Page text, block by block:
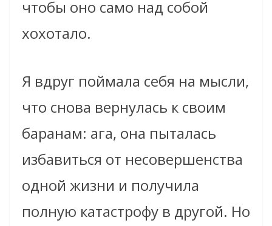
чтобы оно само над собой
хохотало.
Я вдруг поймала себя на мысли,
что снова вернулась к своим
баранам: ага, она пыталась
избавиться от несовершенства
одной жизни и получила
полную катастрофу в другой. Но